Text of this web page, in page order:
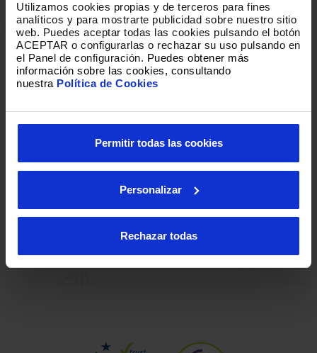
Utilizamos cookies propias y de terceros para fines
analíticos y para mostrarte publicidad sobre nuestro sitio
web. Puedes aceptar todas las cookies pulsando el botón
ACEPTAR o configurarlas o rechazar su uso pulsando en
el Panel de configuración. Puedes obtener más
información sobre las cookies, consultando
nuestra Política de Cookies
Permitir todas las cookies
Personalizar
Rechazar todas
Loading